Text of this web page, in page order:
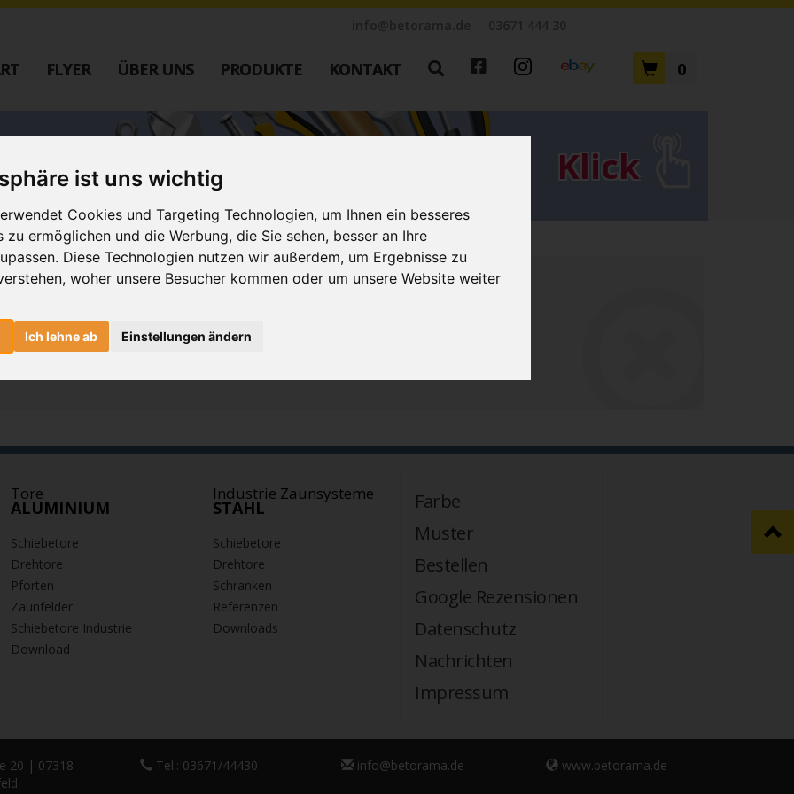
ist uns wichtig
Cookies und Targeting Technologien, um Ihnen ein besseres
zu ermöglichen und die Werbung, die Sie sehen, besser an Ihre
Diese Technologien nutzen wir außerdem, um Ergebnisse zu
woher unsere Besucher kommen oder um unsere Website weiter
Ich lehne ab Einstellungen ändern
FLYER ÜBER UNS PRODUKTE KONTAKT 0
Industrie Zaunsysteme
STAHL
Schiebetore
Schranken
Referenzen
Downloads
Farbe
Google Rezensionen
Datenschutz
Nachrichten
Klick
macht.
Tore
ALUMINIUM
Schiebetore
Drehtore
Pforten
Zaunfelder
Schiebetore Industrie
Download
Industrie Zaunsysteme
STAHL
Schiebetore
Drehtore
Schranken
Referenzen
Downloads
Farbe
Muster
Bestellen
Google Rezensionen
Datenschutz
Nachrichten
Impressum
20 | 07318
Tel.: 03671/44430 info@betorama.de www.betorama.de